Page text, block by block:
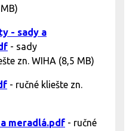
- sady a
- sady
zn. WIHA (8,5 MB)
- ručné kliešte zn.
meradlá.pdf - ručné